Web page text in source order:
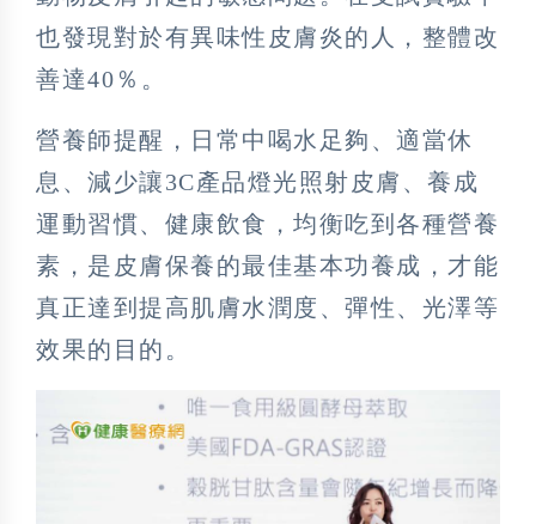
也發現對於有異味性皮膚炎的人，整體改
善達40％。
營養師提醒，日常中喝水足夠、適當休
息、減少讓3C產品燈光照射皮膚、養成
運動習慣、健康飲食，均衡吃到各種營養
素，是皮膚保養的最佳基本功養成，才能
真正達到提高肌膚水潤度、彈性、光澤等
效果的目的。